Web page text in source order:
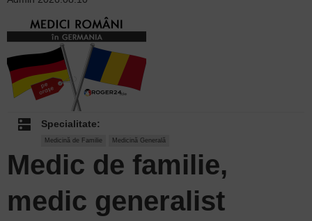
dns Specialitate:
Medicină de Familie Medicină Generală
Medic de familie,
medic generalist